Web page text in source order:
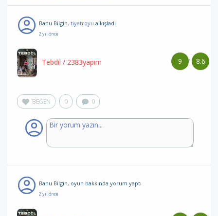
Banu Bilgin, tiyatroyu alkışladı
2 yıl önce
8.6
/
9
Tebdil / 2383yapım
BEĞEN 0 0
Banu Bilgin, oyun hakkında yorum yaptı
2 yıl önce